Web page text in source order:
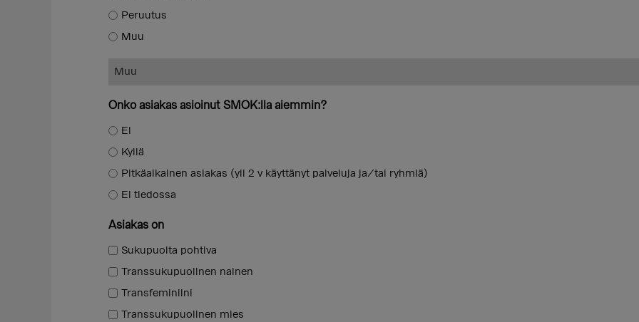
Peruutus
Muu
Onko asiakas asioinut SMOK:lla aiemmin?
Ei
Kyllä
Pitkäaikainen asiakas (yli 2 v käyttänyt palveluja ja/tai ryhmiä)
Ei tiedossa
Asiakas on
Sukupuolta pohtiva
Transsukupuolinen nainen
Transfeminiini
Transsukupuolinen mies